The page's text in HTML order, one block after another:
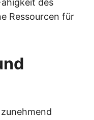
des
Ressourcen für